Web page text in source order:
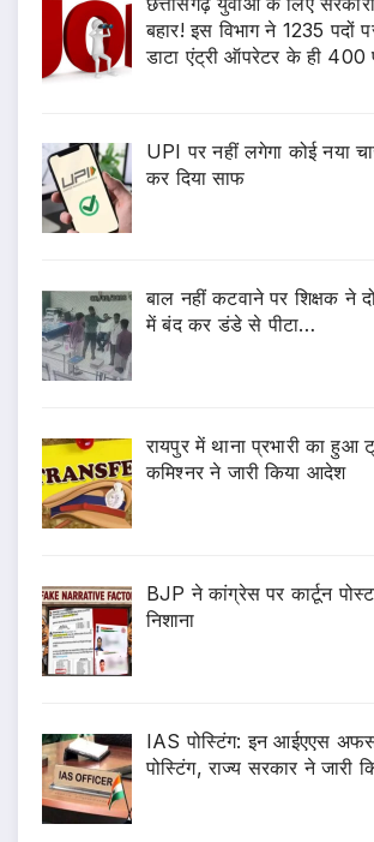
बहार! इस विभाग ने 1235 पदों
डाटा एंट्री ऑपरेटर के ही
UPI पर नहीं लगेगा कोई नया
कर दिया साफ
बाल नहीं कटवाने पर शिक्षक ने
में बंद कर डंडे से पीटा…
रायपुर में थाना प्रभारी का हुआ
कमिश्नर ने जारी किया आदेश
BJP ने कांग्रेस पर कार्टून
निशाना
IAS पोस्टिंग: इन आईएएस
पोस्टिंग, राज्य सरकार ने जारी